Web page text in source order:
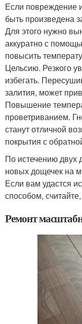
Если повреждение
быть произведена
Для этого нужно
аккуратно с
повысить
Цельсию. Резкого
избегать.
залития, может
Повышение
проветриванием.
станут отличной
покрытия с
По истечению двух
новых дощечек на
Если вам удастся
способом,
Ремонт